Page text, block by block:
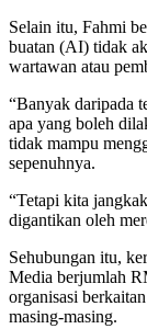
Selain itu, Fahmi
buatan (AI) tidak
wartawan atau
“Banyak daripada
apa yang boleh
tidak mampu
sepenuhnya.
“Tetapi kita
digantikan oleh
Sehubungan itu,
Media berjumlah
organisasi
masing-masing.